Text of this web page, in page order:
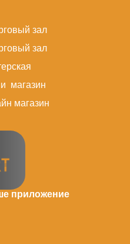
зал
зал
магазин
магазин
приложение